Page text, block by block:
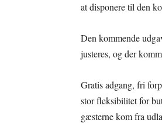
at disponere til den
Den kommende
justeres, og der
Gratis adgang, fri
stor fleksibilitet for
gæsterne kom fra